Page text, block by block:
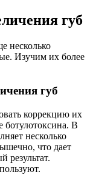
губ
несколько
Изучим их более
губ
коррекцию их
В
несколько
что дает
результат.